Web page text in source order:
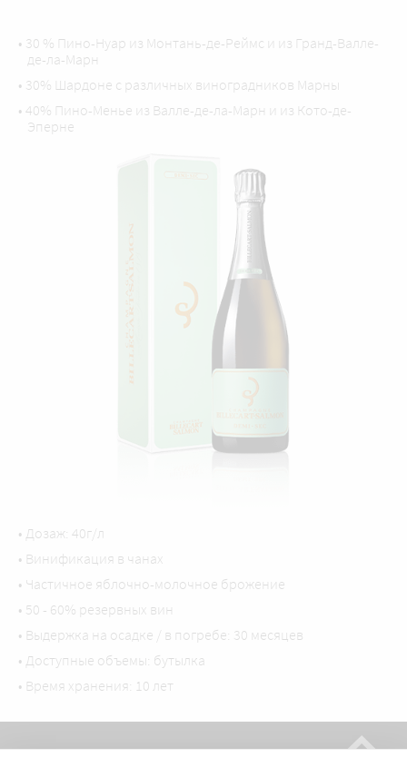
• 30 % Пино-Нуар из Монтань-де-Реймс и из Гранд-Валле-
де-ла-Марн
• 30% Шардоне с различных виноградников Марны
• 40% Пино-Менье из Валле-де-ла-Марн и из Кото-де-
Эперне
• Дозаж: 40г/л
• Винификация в чанах
• Частичное яблочно-молочное брожение
• 50 - 60% резервных вин
• Выдержка на осадке / в погребе: 30 месяцев
• Доступные объемы: бутылка
• Время хранения: 10 лет